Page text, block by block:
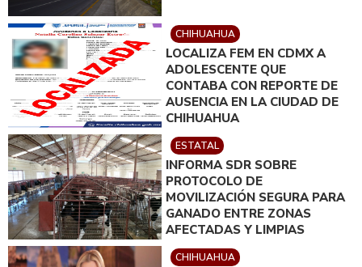
CHIHUAHUA
LOCALIZA FEM EN CDMX A
ADOLESCENTE QUE
CONTABA CON REPORTE DE
AUSENCIA EN LA CIUDAD DE
CHIHUAHUA
ESTATAL
INFORMA SDR SOBRE
PROTOCOLO DE
MOVILIZACIÓN SEGURA PARA
GANADO ENTRE ZONAS
AFECTADAS Y LIMPIAS
CHIHUAHUA